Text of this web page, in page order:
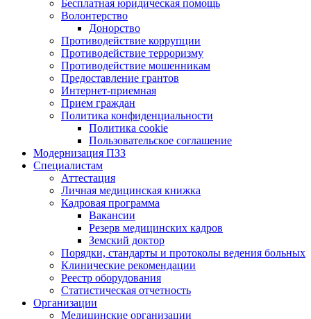
Бесплатная юридическая помощь
Волонтерство
Донорство
Противодействие коррупции
Противодействие терроризму
Противодействие мошенникам
Предоставление грантов
Интернет-приемная
Прием граждан
Политика конфиденциальности
Политика cookie
Пользовательское соглашение
Модернизация ПЗЗ
Специалистам
Аттестация
Личная медицинская книжка
Кадровая программа
Вакансии
Резерв медицинских кадров
Земский доктор
Порядки, стандарты и протоколы ведения больных
Клинические рекомендации
Реестр оборудования
Статистическая отчетность
Организации
Медицинские организации